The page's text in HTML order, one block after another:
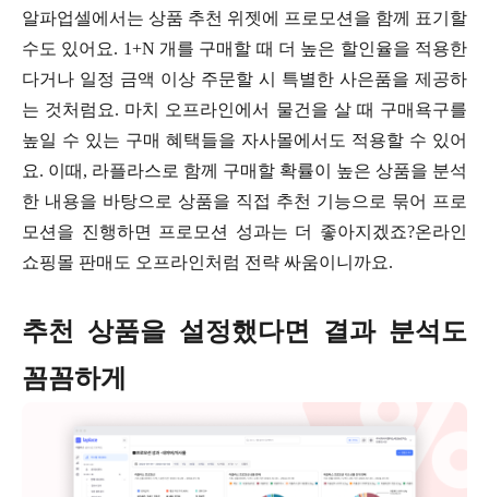
알파업셀에서는 상품 추천 위젯에 프로모션을 함께 표기할
수도 있어요. 1+N 개를 구매할 때 더 높은 할인율을 적용한
다거나 일정 금액 이상 주문할 시 특별한 사은품을 제공하
는 것처럼요. 마치 오프라인에서 물건을 살 때 구매욕구를
높일 수 있는 구매 혜택들을 자사몰에서도 적용할 수 있어
요. 이때, 라플라스로 함께 구매할 확률이 높은 상품을 분석
한 내용을 바탕으로 상품을 직접 추천 기능으로 묶어 프로
모션을 진행하면 프로모션 성과는 더 좋아지겠죠?온라인
쇼핑몰 판매도 오프라인처럼 전략 싸움이니까요.
추천 상품을 설정했다면 결과 분석도
꼼꼼하게